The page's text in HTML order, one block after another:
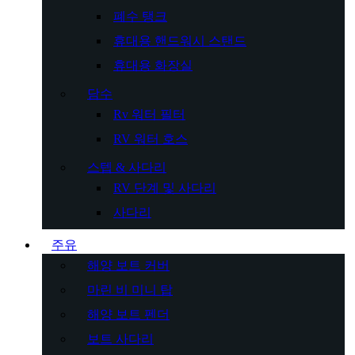
폐수 탱크
휴대용 핸드워시 스탠드
휴대용 화장실
담수
Rv 워터 필터
RV 워터 호스
스텝 & 사다리
RV 단계 및 사다리
사다리
주유
해양 보트 커버
마린 비 미니 탑
해양 보트 펜더
보트 사다리